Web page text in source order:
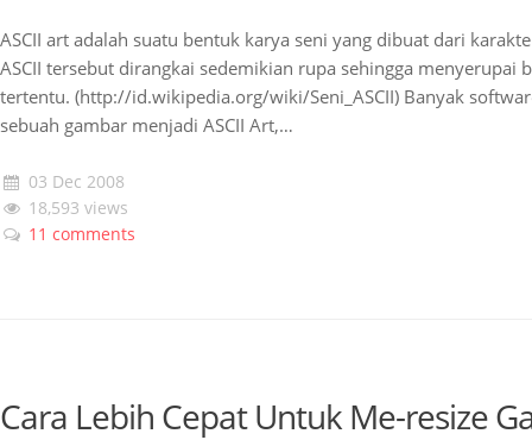
ASCII art adalah suatu bentuk karya seni yang dibuat dari
ASCII tersebut dirangkai sedemikian rupa sehingga menyerupai
tertentu. (http://id.wikipedia.org/wiki/Seni_ASCII) Banyak
sebuah gambar menjadi ASCII Art,…
03 Dec 2008
18,593 views
11 comments
Cara Lebih Cepat Untuk Me-resize